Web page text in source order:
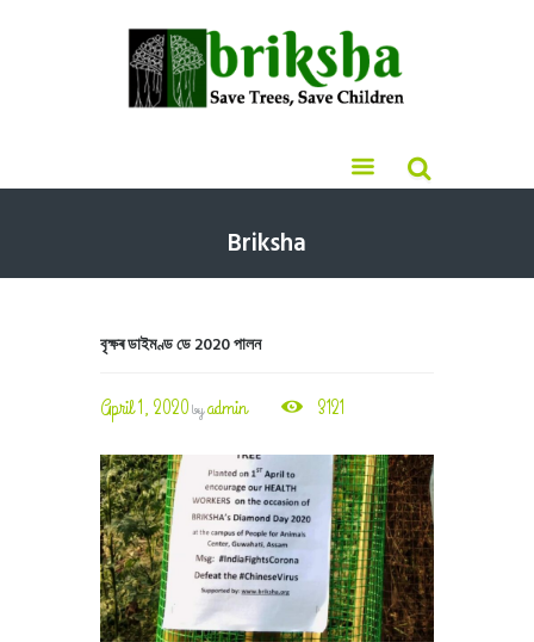
Briksha
বৃক্ষৰ ডাইমণ্ড ডে 2020 পালন
April 1, 2020byadmin 3121